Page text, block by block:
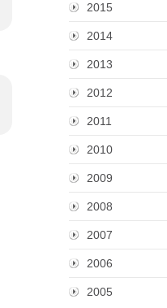
2015
2014
2013
2012
2011
2010
2009
2008
2007
2006
2005